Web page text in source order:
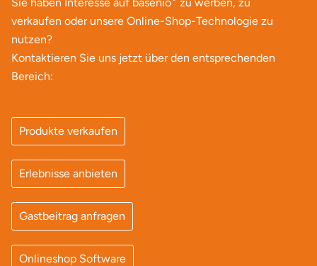
verkaufen oder unsere Online-Shop-Technologie zu
nutzen?
Kontaktieren Sie uns jetzt über den entsprechenden
Bereich:
Produkte verkaufen
Erlebnisse anbieten
Gastbeitrag anfragen
Onlineshop Software
Mettingen
Moers
Märkisch-Oderland
München
Nagold
Neckarsulm